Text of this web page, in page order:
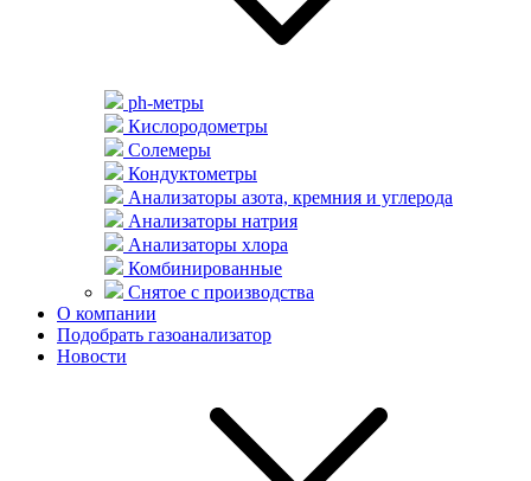
ph-метры
Кислородометры
Солемеры
Кондуктометры
Анализаторы азота, кремния и углерода
Анализаторы натрия
Анализаторы хлора
Комбинированные
Снятое с производства
О компании
Подобрать газоанализатор
Новости